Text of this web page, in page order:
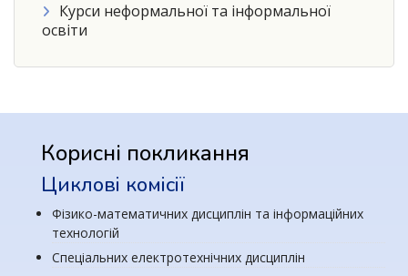
Курси неформальної та інформальної
освіти
Корисні покликання
Циклові комісії
Фізико-математичних дисциплін та інформаційних
технологій
Спеціальних електротехнічних дисциплін